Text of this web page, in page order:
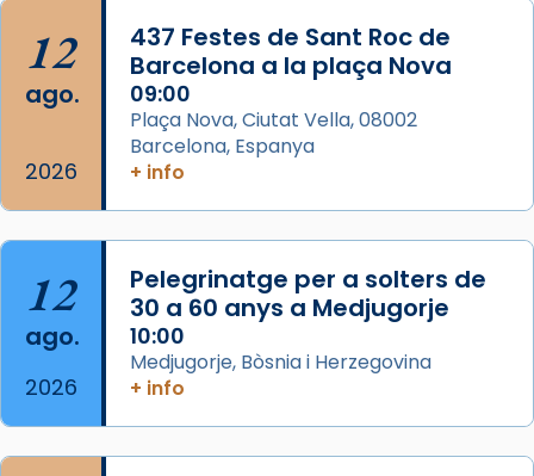
Acompanyant la història de sant Cugat, a
partir de l’Edat Mitjana sorgeix la tradició
que les santes Juliana (“relatiu a Júlia”) i
Semproniana (“relatiu a Semprònia =
eterna”) són deixebles seves. I l’any 1667, el
frare Joan Gaspar Roig, afirma en una obra
que les santes són filles de l’antiga Iluro.
Mataró en reivindicarà les relíq
Foto
View on Facebook ·
12
ago.
2026
437 Festes de Sant Roc de
Barcelona a la plaça Nova
09:00
Plaça Nova, Ciutat Vella, 08002
Barcelona, Espanya
+ info
12
ago.
2026
Pelegrinatge per a solters de
30 a 60 anys a Medjugorje
10:00
Medjugorje, Bòsnia i Herzegovina
+ info